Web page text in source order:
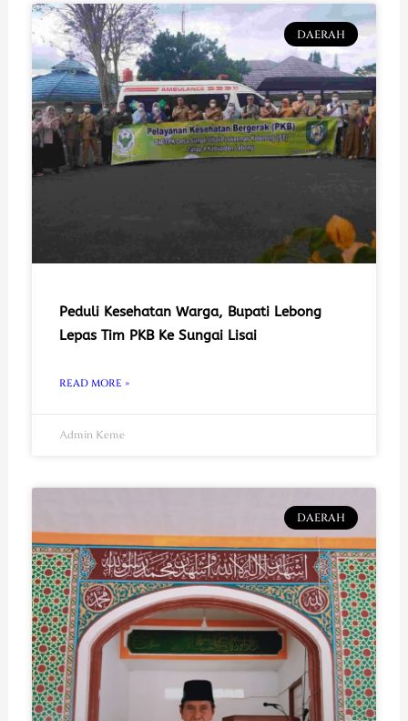
DAERAH
Peduli Kesehatan Warga, Bupati Lebong
Lepas Tim PKB Ke Sungai Lisai
READ MORE »
Admin Keme
DAERAH